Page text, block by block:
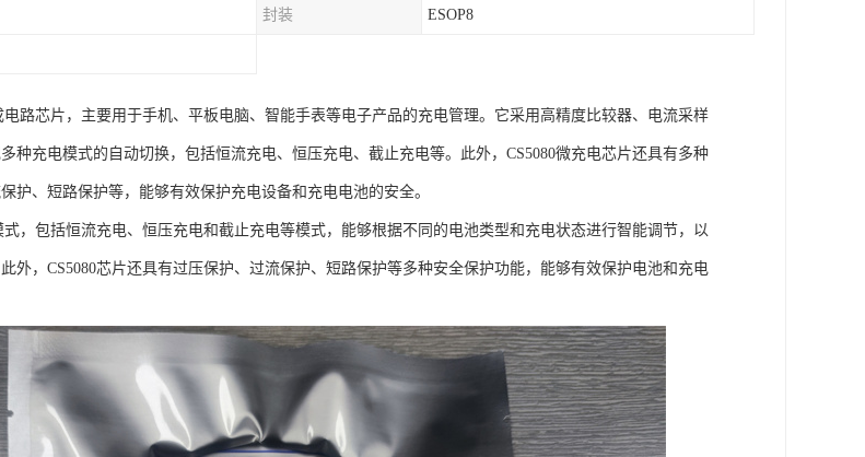
封装 ESOP8
电路芯片，主要用于手机、平板电脑、智能手表等电子产品的充电管理。它采用高精度比较器、电流采样
种充电模式的自动切换，包括恒流充电、恒压充电、截止充电等。此外，CS5080微充电芯片还具有多种
护、短路保护等，能够有效保护充电设备和充电电池的安全。
式，包括恒流充电、恒压充电和截止充电等模式，能够根据不同的电池类型和充电状态进行智能调节，以
外，CS5080芯片还具有过压保护、过流保护、短路保护等多种安全保护功能，能够有效保护电池和充电